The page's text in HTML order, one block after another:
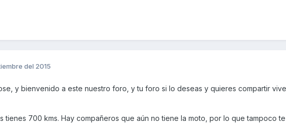
del 2015
y bienvenido a este nuestro foro, y tu foro si lo deseas y quieres compartir
tienes 700 kms. Hay compañeros que aún no tiene la moto, por lo que tampoco te